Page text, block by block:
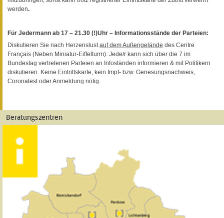
werden.
Für Jedermann ab 17 – 21.30 (!)Uhr – Informationsstände der Parteien:
Diskutieren Sie nach Herzenslustauf dem Außengelände des Centre
Français (Neben Miniatur-Eiffelturm). Jede/r kann sich über die 7 im
Bundestag vertretenen Parteien an Infoständen informieren & mit Politikern
diskutieren. Keine Eintrittskarte, kein Impf- bzw. Genesungsnachweis,
Coronatest oder Anmeldung nötig.
Beratungszentren